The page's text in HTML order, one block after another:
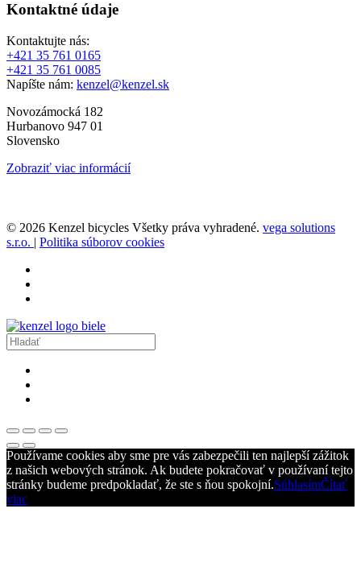
Kontaktné údaje
Kontaktujte nás:
+421 35 761 0165
+421 35 761 0085
Napíšte nám: kenzel@kenzel.sk
Novozámocká 182
Hurbanovo 947 01
Slovensko
Zobraziť viac informácií
© 2026 Kenzel bicycles Všetky práva vyhradené. vega solutions
s.r.o. | Politika súborov cookies
Používame cookies aby sme pre vás zabezpečili ten najlepší zážitok
z našich webových stránok. Ak budete pokračovať v používaní tejto
stránky budeme predpokladať, že ste s ňou spokojní.SúhlasímČítať
viac